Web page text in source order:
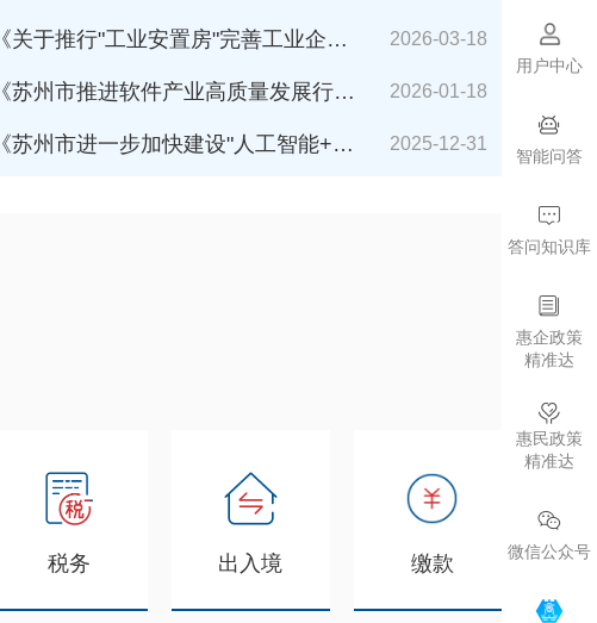
《关于推行"工业安置房"完善工业企业搬迁安置的指导意见（试行）》解读 2026-03-18
《苏州市推进软件产业高质量发展行动计划（2026-2027年）》解读 2026-01-18
《苏州市进一步加快建设"人工智能+"城市的若干措施（2026年版）》解读 2025-12-31
税务 出入境 缴款
用户中心
智能问答
答问知识库
惠企政策
精准达
惠民政策
精准达
微信公众号